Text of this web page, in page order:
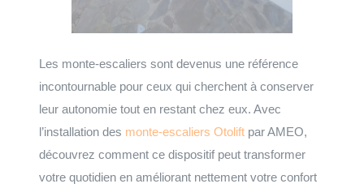
Les monte-escaliers sont devenus une référence
incontournable pour ceux qui cherchent à conserver
leur autonomie tout en restant chez eux. Avec
l’installation des monte-escaliers Otolift par AMEO,
découvrez comment ce dispositif peut transformer
votre quotidien en améliorant nettement votre confort